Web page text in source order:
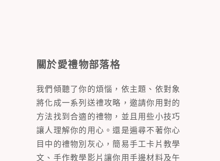
關於愛禮物部落格
我們傾聽了你的煩惱，依主題、依對象
將化成一系列送禮攻略，邀請你用對的
方法找到合適的禮物，並且用些小技巧
讓人理解你的用心。還是遍尋不著你心
目中的禮物別灰心，簡易手工卡片教學
文、手作教學影片讓你用手邊材料及午